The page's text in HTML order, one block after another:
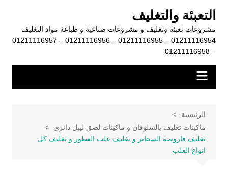
المحتوى
التعبئة والتغليف
مشروعات تعبئة وتغليف و مشروعات صناعية و طباعة مواد التغليف
01211116954 – 01211116955 – 01211116956 – 01211116957
– 01211116958
الرئيسية
ماكينات تغليف بالسلوفان و ماكينات لصق ليبل دائرى
تغليف قاروصة السجاير و تغليف علب العطور و تغليف كل
انواع العلب